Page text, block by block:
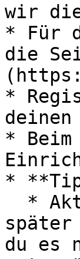
wir
* Für
die
*
deinen
*
*
du es